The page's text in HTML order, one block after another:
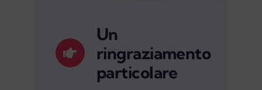
Un
ringraziamento
particolare